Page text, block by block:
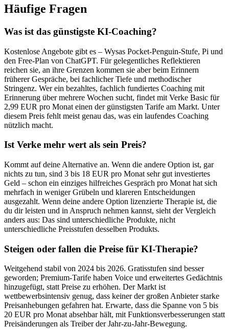
Häufige Fragen
Was ist das günstigste KI-Coaching?
Kostenlose Angebote gibt es – Wysas Pocket-Penguin-Stufe, Pi und
den Free-Plan von ChatGPT. Für gelegentliches Reflektieren
reichen sie, an ihre Grenzen kommen sie aber beim Erinnern
früherer Gespräche, bei fachlicher Tiefe und methodischer
Stringenz. Wer ein bezahltes, fachlich fundiertes Coaching mit
Erinnerung über mehrere Wochen sucht, findet mit Verke Basic für
2,99 EUR pro Monat einen der günstigsten Tarife am Markt. Unter
diesem Preis fehlt meist genau das, was ein laufendes Coaching
nützlich macht.
Ist Verke mehr wert als sein Preis?
Kommt auf deine Alternative an. Wenn die andere Option ist, gar
nichts zu tun, sind 3 bis 18 EUR pro Monat sehr gut investiertes
Geld – schon ein einziges hilfreiches Gespräch pro Monat hat sich
mehrfach in weniger Grübeln und klareren Entscheidungen
ausgezahlt. Wenn deine andere Option lizenzierte Therapie ist, die
du dir leisten und in Anspruch nehmen kannst, sieht der Vergleich
anders aus: Das sind unterschiedliche Produkte, nicht
unterschiedliche Preisstufen desselben Produkts.
Steigen oder fallen die Preise für KI-Therapie?
Weitgehend stabil von 2024 bis 2026. Gratisstufen sind besser
geworden; Premium-Tarife haben Voice und erweitertes Gedächtnis
hinzugefügt, statt Preise zu erhöhen. Der Markt ist
wettbewerbsintensiv genug, dass keiner der großen Anbieter starke
Preisanhebungen gefahren hat. Erwarte, dass die Spanne von 5 bis
20 EUR pro Monat absehbar hält, mit Funktionsverbesserungen statt
Preisänderungen als Treiber der Jahr-zu-Jahr-Bewegung.